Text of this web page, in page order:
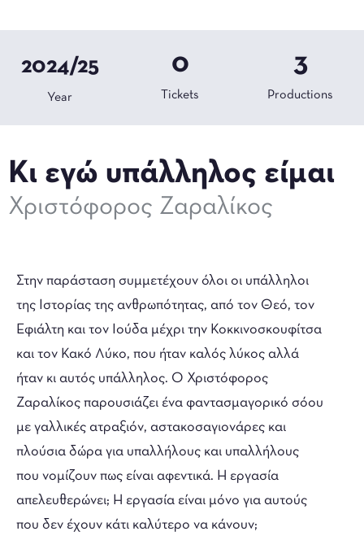
2024/25
Year Tickets
0
Productions
3
Κι εγώ υπάλληλος είμαι
Χριστόφορος Ζαραλίκος
Στην παράσταση συμμετέχουν όλοι οι υπάλληλοι
της Ιστορίας της ανθρωπότητας, από τον Θεό, τον
Εφιάλτη και τον Ιούδα μέχρι την Κοκκινοσκουφίτσα
και τον Κακό Λύκο, που ήταν καλός λύκος αλλά
ήταν κι αυτός υπάλληλος. Ο Χριστόφορος
Ζαραλίκος παρουσιάζει ένα φαντασμαγορικό σόου
με γαλλικές ατραξιόν, αστακοσαγιονάρες και
πλούσια δώρα για υπαλλήλους και υπαλλήλους
που νομίζουν πως είναι αφεντικά. Η εργασία
απελευθερώνει; Η εργασία είναι μόνο για αυτούς
που δεν έχουν κάτι καλύτερο να κάνουν;